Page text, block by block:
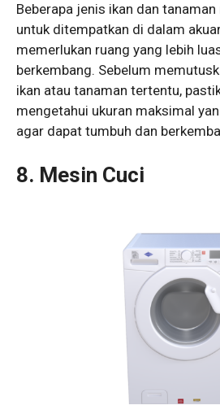
Beberapa jenis ikan dan
untuk ditempatkan di dalam
memerlukan ruang yang lebih
berkembang. Sebelum
ikan atau tanaman tertentu,
mengetahui ukuran maksimal
agar dapat tumbuh dan
8. Mesin Cuci